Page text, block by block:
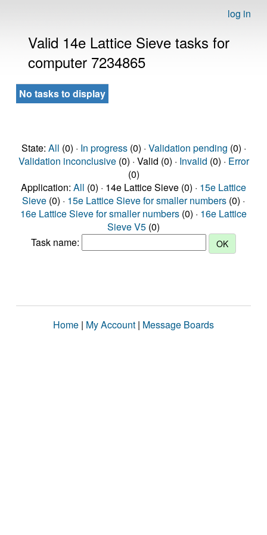
log in
Valid 14e Lattice Sieve tasks for
computer 7234865
No tasks to display
State: All (0) · In progress(0) · Validation pending (0) ·
Validation inconclusive(0) · Valid (0) · Invalid (0) · Error
(0)
Application: All (0) · 14e Lattice Sieve (0) · 15e Lattice
Sieve (0) · 15e Lattice Sieve for smaller numbers (0) ·
16e Lattice Sieve for smaller numbers (0) · 16e Lattice
Sieve V5 (0)
Task name:
Home | My Account | Message Boards